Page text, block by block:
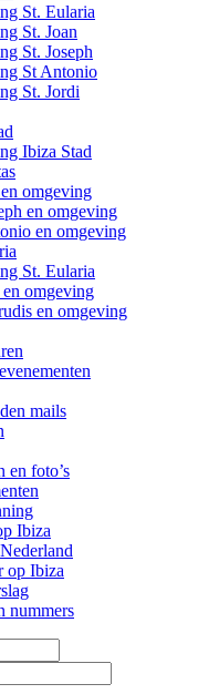
St. Eularia
St. Joan
St. Joseph
St Antonio
St. Jordi
Ibiza Stad
omgeving
en omgeving
en omgeving
St. Eularia
en omgeving
en omgeving
mails
en foto’s
Ibiza
op Ibiza
nummers